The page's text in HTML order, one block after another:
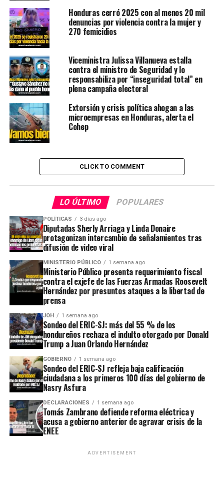
Honduras cerró 2025 con al menos 20 mil
denuncias por violencia contra la mujer y
270 femicidios
Viceministra Julissa Villanueva estalla
contra el ministro de Seguridad y lo
responsabiliza por “inseguridad total” en
plena campaña electoral
Extorsión y crisis política ahogan a las
microempresas en Honduras, alerta el
Cohep
CLICK TO COMMENT
LO ÚLTIMO POPULARES
POLÍTICAS 3 días ago
Diputadas Sherly Arriaga y Linda Donaire
protagonizan intercambio de señalamientos tras
difusión de video viral
MINISTERIO PÚBLICO 1 semana ago
Ministerio Público presenta requerimiento fiscal
contra el exjefe de las Fuerzas Armadas Roosevelt
Hernández por presuntos ataques a la libertad de
prensa
JOH 1 semana ago
Sondeo del ERIC-SJ: más del 55 % de los
hondureños rechaza el indulto otorgado por Donald
Trump a Juan Orlando Hernández
GOBIERNO 1 semana ago
Sondeo del ERIC-SJ refleja baja calificación
ciudadana a los primeros 100 días del gobierno de
Nasry Asfura
DECLARACIONES 1 semana ago
Tomás Zambrano defiende reforma eléctrica y
acusa a gobierno anterior de agravar crisis de la
ENEE
ADVERTISEMENT